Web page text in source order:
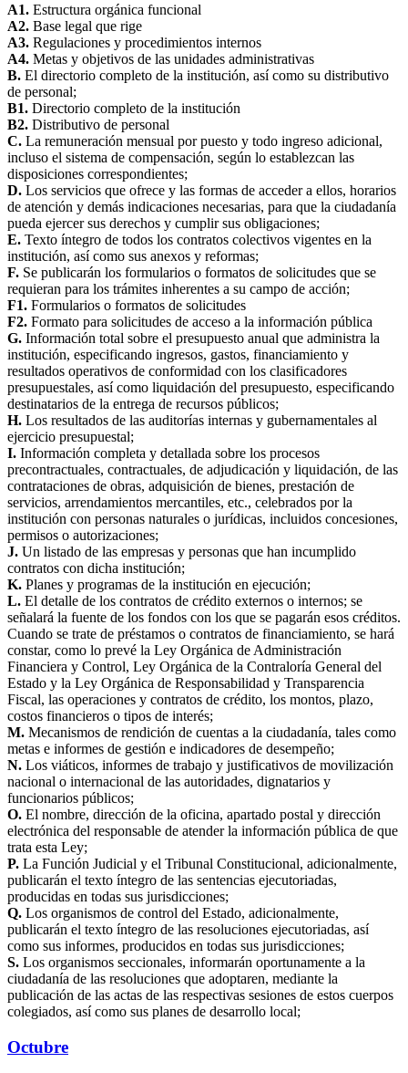
A1. Estructura orgánica funcional
A2. Base legal que rige
A3. Regulaciones y procedimientos internos
A4. Metas y objetivos de las unidades administrativas
B. El directorio completo de la institución, así como su distributivo
de personal;
B1. Directorio completo de la institución
B2. Distributivo de personal
C. La remuneración mensual por puesto y todo ingreso adicional,
incluso el sistema de compensación, según lo establezcan las
disposiciones correspondientes;
D. Los servicios que ofrece y las formas de acceder a ellos, horarios
de atención y demás indicaciones necesarias, para que la ciudadanía
pueda ejercer sus derechos y cumplir sus obligaciones;
E. Texto íntegro de todos los contratos colectivos vigentes en la
institución, así como sus anexos y reformas;
F. Se publicarán los formularios o formatos de solicitudes que se
requieran para los trámites inherentes a su campo de acción;
F1. Formularios o formatos de solicitudes
F2. Formato para solicitudes de acceso a la información pública
G. Información total sobre el presupuesto anual que administra la
institución, especificando ingresos, gastos, financiamiento y
resultados operativos de conformidad con los clasificadores
presupuestales, así como liquidación del presupuesto, especificando
destinatarios de la entrega de recursos públicos;
H. Los resultados de las auditorías internas y gubernamentales al
ejercicio presupuestal;
I. Información completa y detallada sobre los procesos
precontractuales, contractuales, de adjudicación y liquidación, de las
contrataciones de obras, adquisición de bienes, prestación de
servicios, arrendamientos mercantiles, etc., celebrados por la
institución con personas naturales o jurídicas, incluidos concesiones,
permisos o autorizaciones;
J. Un listado de las empresas y personas que han incumplido
contratos con dicha institución;
K. Planes y programas de la institución en ejecución;
L. El detalle de los contratos de crédito externos o internos; se
señalará la fuente de los fondos con los que se pagarán esos créditos.
Cuando se trate de préstamos o contratos de financiamiento, se hará
constar, como lo prevé la Ley Orgánica de Administración
Financiera y Control, Ley Orgánica de la Contraloría General del
Estado y la Ley Orgánica de Responsabilidad y Transparencia
Fiscal, las operaciones y contratos de crédito, los montos, plazo,
costos financieros o tipos de interés;
M. Mecanismos de rendición de cuentas a la ciudadanía, tales como
metas e informes de gestión e indicadores de desempeño;
N. Los viáticos, informes de trabajo y justificativos de movilización
nacional o internacional de las autoridades, dignatarios y
funcionarios públicos;
O. El nombre, dirección de la oficina, apartado postal y dirección
electrónica del responsable de atender la información pública de que
trata esta Ley;
P. La Función Judicial y el Tribunal Constitucional, adicionalmente,
publicarán el texto íntegro de las sentencias ejecutoriadas,
producidas en todas sus jurisdicciones;
Q. Los organismos de control del Estado, adicionalmente,
publicarán el texto íntegro de las resoluciones ejecutoriadas, así
como sus informes, producidos en todas sus jurisdicciones;
S. Los organismos seccionales, informarán oportunamente a la
ciudadanía de las resoluciones que adoptaren, mediante la
publicación de las actas de las respectivas sesiones de estos cuerpos
colegiados, así como sus planes de desarrollo local;
Octubre